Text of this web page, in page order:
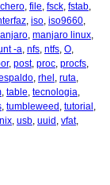
, file, fsck, fstab,
, iso, iso9660,
, manjaro linux,
-a, nfs, ntfs, O,
, post, proc, procfs,
, rhel , ruta,
, table, tecnologia,
, tumbleweed , tutorial ,
, usb, uuid , vfat,